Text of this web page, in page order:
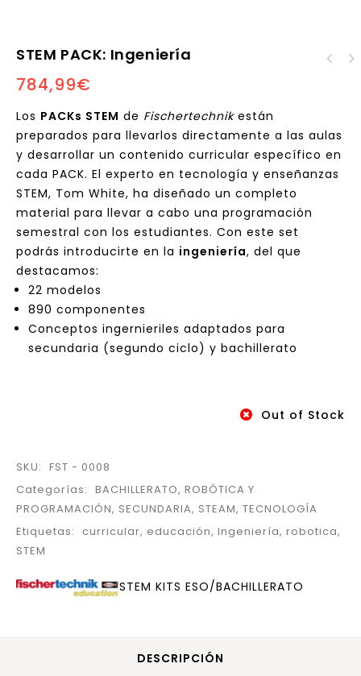
STEM PACK: Ingeniería
784,99€
Los PACKs STEM de Fischertechnikestán
preparados para llevarlos directamente a las aulas
y desarrollar un contenido curricular específico en
cada PACK. El experto en tecnología y enseñanzas
STEM, Tom White, ha diseñado un completo
material para llevar a cabo una programación
semestral con los estudiantes. Con este set
podrás introducirte en la ingeniería, del que
destacamos:
22 modelos
890 componentes
Conceptos ingernieriles adaptados para
secundaria (segundo ciclo) y bachillerato
Out of Stock
SKU: FST - 0008
Categorías: BACHILLERATO, ROBÓTICA Y
PROGRAMACIÓN, SECUNDARIA, STEAM, TECNOLOGÍA
Etiquetas:
curricular, educación, Ingeniería, robotica,
STEM
STEM KITS ESO/BACHILLERATO
DESCRIPCIÓN